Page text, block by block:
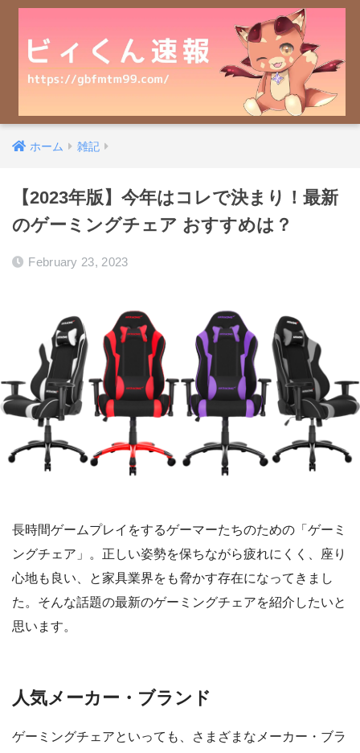
ホーム 雑記
【2023年版】今年はコレで決まり！最新
のゲーミングチェア おすすめは？
February 23, 2023
長時間ゲームプレイをするゲーマーたちのための「ゲーミ
ングチェア」。正しい姿勢を保ちながら疲れにくく、座り
心地も良い、と家具業界をも脅かす存在になってきまし
た。そんな話題の最新のゲーミングチェアを紹介したいと
思います。
人気メーカー・ブランド
ゲーミングチェアといっても、さまざまなメーカー・ブラ